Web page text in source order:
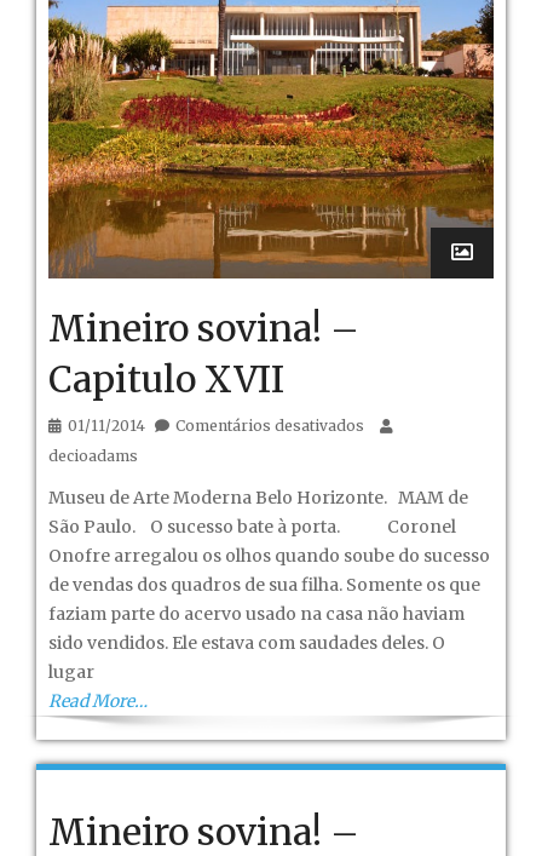
Mineiro sovina! –
Capitulo XVII
01/11/2014 Comentários desativados em
decioadams
Museu de Arte Moderna Belo Horizonte. MAM de
São Paulo. O sucesso bate à porta. Coronel
Onofre arregalou os olhos quando soube do sucesso
de vendas dos quadros de sua filha. Somente os que
faziam parte do acervo usado na casa não haviam
sido vendidos. Ele estava com saudades deles. O
lugar
Read More…
Mineiro sovina! –